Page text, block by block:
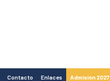
Contacto Enlaces Admisión 2027